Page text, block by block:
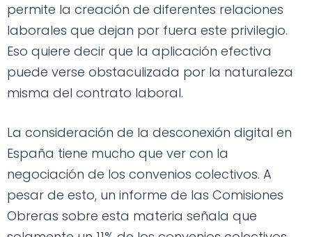
permite la creación de diferentes relaciones
laborales que dejan por fuera este privilegio.
Eso quiere decir que la aplicación efectiva
puede verse obstaculizada por la naturaleza
misma del contrato laboral.
La consideración de la desconexión digital en
España tiene mucho que ver con la
negociación de los convenios colectivos. A
pesar de esto, un informe de las Comisiones
Obreras sobre esta materia señala que